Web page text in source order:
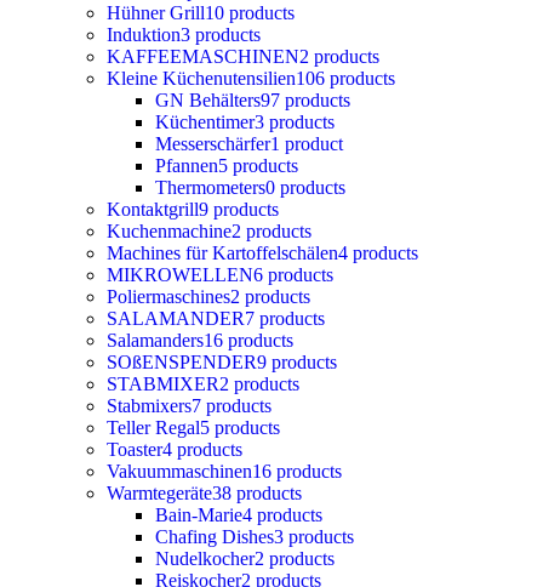
Hühner Grill10 products
Induktion3 products
KAFFEEMASCHINEN2 products
Kleine Küchenutensilien106 products
GN Behälters97 products
Küchentimer3 products
Messerschärfer1 product
Pfannen5 products
Thermometers0 products
Kontaktgrill9 products
Kuchenmachine2 products
Machines für Kartoffelschälen4 products
MIKROWELLEN6 products
Poliermaschines2 products
SALAMANDER7 products
Salamanders16 products
SOßENSPENDER9 products
STABMIXER2 products
Stabmixers7 products
Teller Regal5 products
Toaster4 products
Vakuummaschinen16 products
Warmtegeräte38 products
Bain-Marie4 products
Chafing Dishes3 products
Nudelkocher2 products
Reiskocher2 products